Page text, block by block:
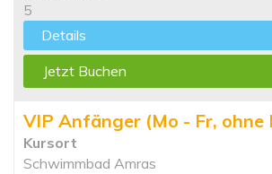
5
Details
Jetzt Buchen
VIP Anfänger (Mo - Fr, ohne
Kursort
Schwimmbad Amras